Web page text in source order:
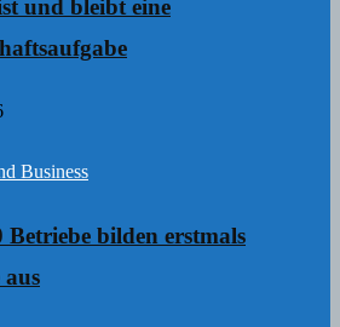
und bleibt eine
Business
Betriebe bilden erstmals